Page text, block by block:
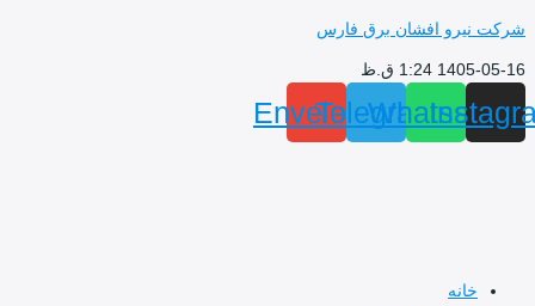
افشان برق فارس
ق.ظ
Telegram
Envelope